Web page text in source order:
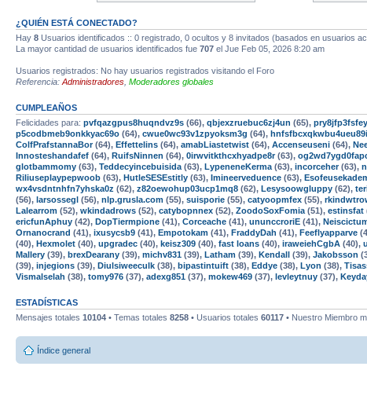
¿QUIÉN ESTÁ CONECTADO?
Hay 8 Usuarios identificados :: 0 registrado, 0 ocultos y 8 invitados (basados en usuarios
La mayor cantidad de usuarios identificados fue 707 el Jue Feb 05, 2026 8:20 am
Usuarios registrados: No hay usuarios registrados visitando el Foro
Referencia: Administradores Moderadores globales
CUMPLEAÑOS
Felicidades para: pvfqazgpus8huqndvz9s (66), qbjexzruebuc6zj4un (65),
p5codbmeb9onkkyac69o (64), cwue0wc93v1zpyoksm3g (64), hnfsfbcxqkwbu4ueu89i
ColfPrafstannaBor(64), Effettelins (64), amabLiastetwist (64), Accenseuseni (64),
Innosteshandafef (64), RuifsNinnen (64), 0irwvitkthcxhyadpe8r(63),
glotbammomy (63), Teddecyincebuisida (63), LypeneneKerma (63), incorceher(63),
Riliuseplaypepwoob (63), HutleSESEstitly (63), Imineerveduence (63),
wx4vsdntnhfn7yhska0z (62), z82oewohup03ucp1mq8 (62), Lesysoowgluppy (62),
(56), larsossegl (56), nlp.grusla.com (55), suisporie (55), catyoopmfex (55),
Lalearrom (52), wkindadrows (52), catybopnnex (52), ZoodoSoxFomia (51), estinsfat
ericfunAphuy (42), DopTiermpione (41), Corceache (41), ununccroriE (41),
Ornanocrand (41), ixusycsb9 (41), Empotokam (41), FraddyDah (41), Feeflyapparve
(40), Hexmolet (40), upgradec (40), keisz309 (40), fast loans (40), iraweiehCgbA (40),
Mallery (39), brexDearany (39), michv831 (39), Latham (39), Kendall (39), Jakobsson
(39), injegions (39), Diulsiweeculk (38), bipastintuift (38), Eddye (38), Lyon (38),
Vismalselah (38), tomy976 (37), adexg851 (37), mokew469 (37), levleytnuy (37),
ESTADÍSTICAS
Mensajes totales 10104 • Temas totales 8258 • Usuarios totales 60117 • Nuestro Miembro
Índice general